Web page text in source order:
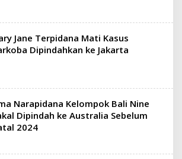
Jane Terpidana Mati Kasus
Dipindahkan ke Jakarta
Narapidana Kelompok Bali Nine
Dipindah ke Australia Sebelum
2024